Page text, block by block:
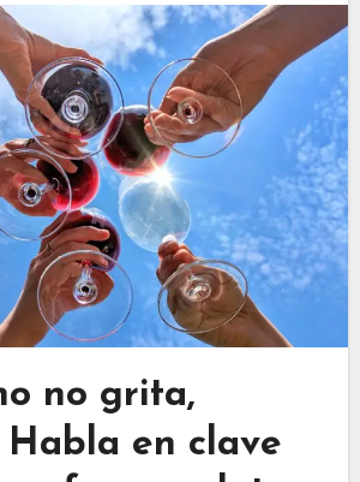
no grita,
Habla en clave